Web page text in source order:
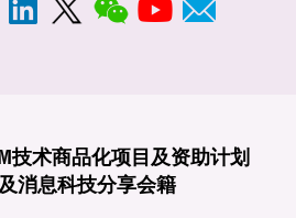
技术商品化项目及资助计划
消息科技分享会籍